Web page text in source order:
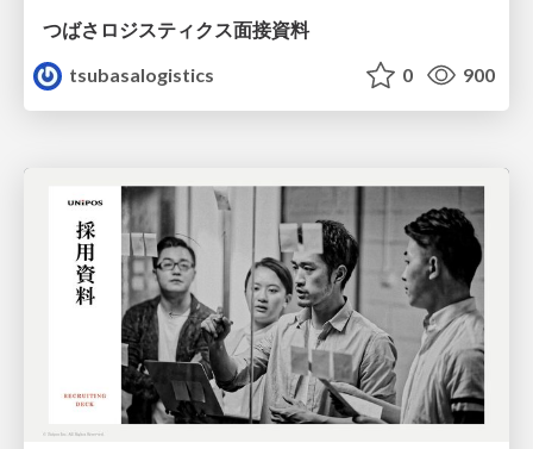
つばさロジスティクス面接資料
tsubasalogistics
0 900